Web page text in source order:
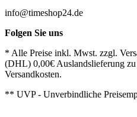
info@timeshop24.de
Folgen Sie uns
* Alle Preise inkl. Mwst. zzgl.
(DHL) 0,00€ Auslandslieferung zu
Versandkosten.
** UVP - Unverbindliche